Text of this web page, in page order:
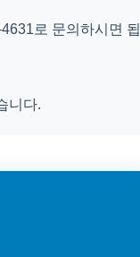
로 문의하시면 됩
니다.